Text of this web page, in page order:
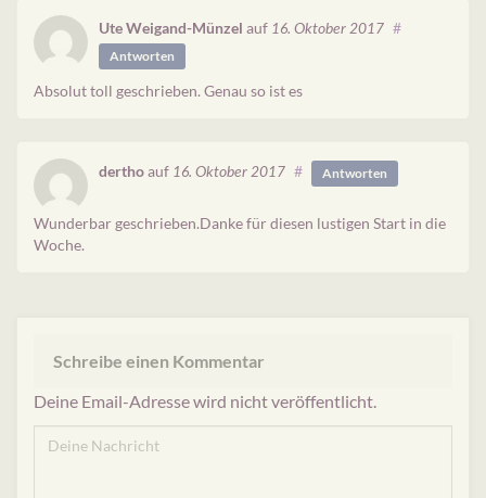
Ute Weigand-Münzel auf 16. Oktober 2017 #
Antworten
Absolut toll geschrieben. Genau so ist es
derthoauf 16. Oktober 2017 # Antworten
Wunderbar geschrieben.Danke für diesen lustigen Start in die
Woche.
Schreibe einen Kommentar
Deine Email-Adresse wird nicht veröffentlicht.